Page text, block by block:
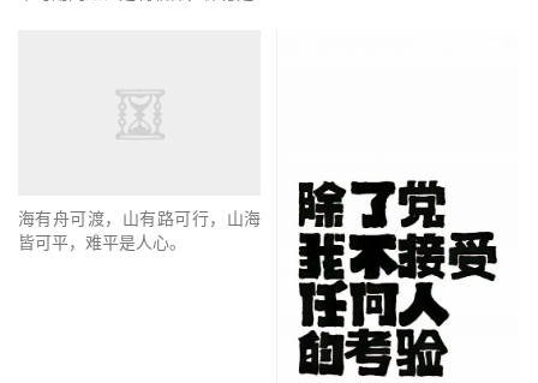
海有舟可渡，山有路可行，山海
皆可平，难平是人心。